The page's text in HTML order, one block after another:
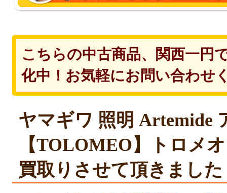
こちらの中古商品、関西一円
化中！お気軽にお問い合わせ
ヤマギワ 照明 Artemide
【TOLOMEO】トロメ
買取りさせて頂きました